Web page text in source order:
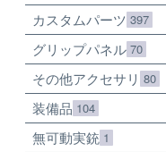
カスタムパーツ 397
グリップパネル 70
その他アクセサリ 80
装備品 104
無可動実銃 1